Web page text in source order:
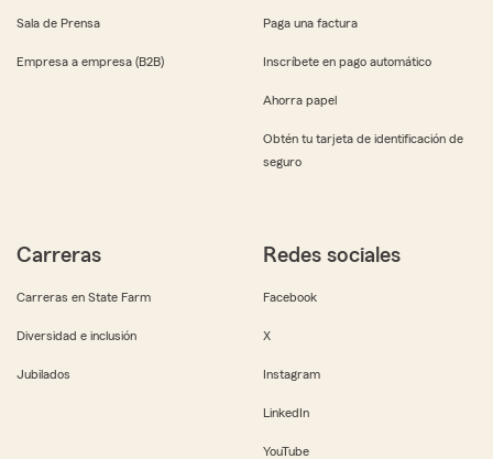
Sala de Prensa
Empresa a empresa (B2B)
Paga una factura
Inscríbete en pago automático
Ahorra papel
Obtén tu tarjeta de identificación de
seguro
Carreras
Carreras en State Farm
Diversidad e inclusión
Jubilados
Redes sociales
Facebook
X
Instagram
LinkedIn
YouTube